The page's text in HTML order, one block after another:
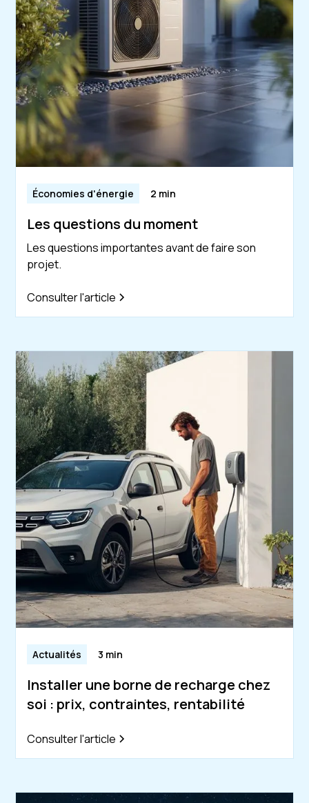
Économies d'énergie 2 min
Les questions du moment
Les questions importantes avant de faire son
projet.
Consulter l'article
Actualités 3 min
Installer une borne de recharge chez
soi : prix, contraintes, rentabilité
Consulter l'article